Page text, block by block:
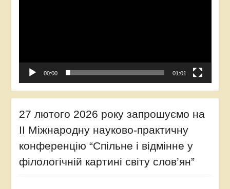
00:00 01:01
27 лютого 2026 року запрошуємо на
ІІ Міжнародну науково-практичну
конференцію “Спільне і відмінне у
філологічній картині світу слов’ян”